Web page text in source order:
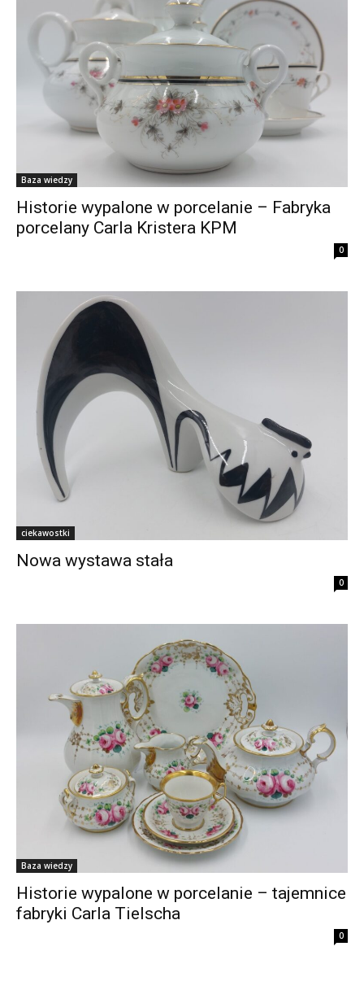
Baza wiedzy
Historie wypalone w porcelanie – Fabryka
porcelany Carla Kristera KPM
0
ciekawostki
Nowa wystawa stała
0
Baza wiedzy
Historie wypalone w porcelanie – tajemnice
fabryki Carla Tielscha
0